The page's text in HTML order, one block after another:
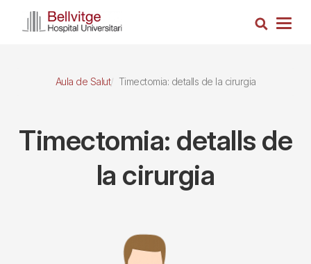
Cerca
Aula de Salut Timectomia: detalls de la cirurgia
Timectomia: detalls de
la cirurgia